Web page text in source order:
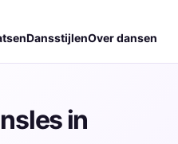
DansstijlenOver dansen
in